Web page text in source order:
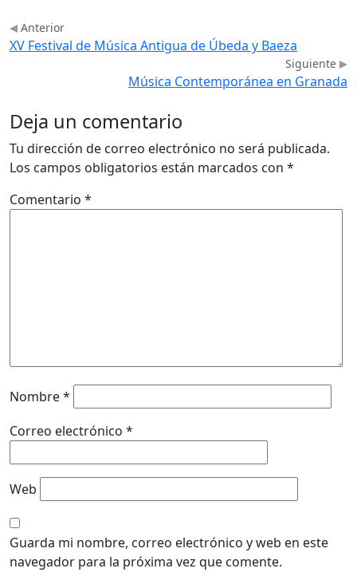
Anterior
XV Festival de Música Antigua de Úbeda y Baeza
Siguiente
Música Contemporánea en Granada
Deja un comentario
Tu dirección de correo electrónico no será publicada.
Los campos obligatorios están marcados con *
Comentario *
Nombre*
Correo electrónico *
Web
Guarda mi nombre, correo electrónico y web en este
navegador para la próxima vez que comente.